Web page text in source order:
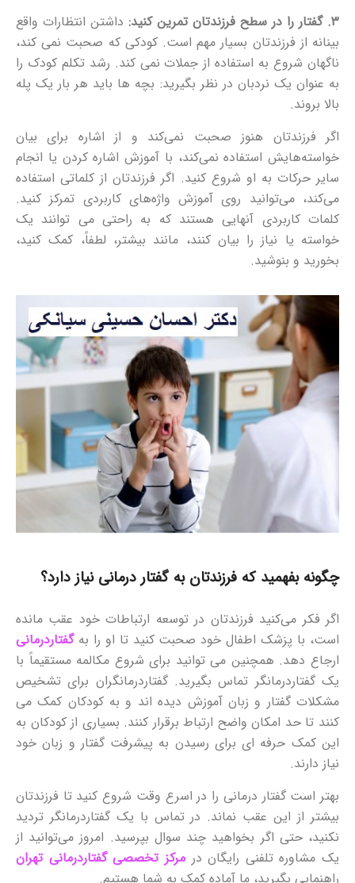
۳. گفتار را در سطح فرزندتان تمرین کنید:
داشتن انتظارات واقع
بینانه از فرزندتان بسیار مهم است. کودکی که صحبت نمی کند،
ناگهان شروع به استفاده از جملات نمی کند. رشد تکلم کودک را
به عنوان یک نردبان در نظر بگیرید: بچه ها باید هر بار یک پله
بالا بروند.
اگر فرزندتان هنوز صحبت نمی‌کند و از اشاره برای بیان
خواسته‌هایش استفاده نمی‌کند، با آموزش اشاره کردن یا انجام
سایر حرکات به او شروع کنید. اگر فرزندتان از کلماتی استفاده
می‌کند، می‌توانید روی آموزش واژه‌های کاربردی تمرکز کنید.
کلمات کاربردی آنهایی هستند که به راحتی می توانند یک
خواسته یا نیاز را بیان کنند، مانند بیشتر، لطفاً، کمک کنید،
بخورید و بنوشید.
چگونه بفهمید که فرزندتان به گفتار درمانی نیاز دارد؟
اگر فکر می‌کنید فرزندتان در توسعه ارتباطات خود عقب مانده
است، با پزشک اطفال خود صحبت کنید تا او را بهگفتاردرمانی
ارجاع دهد. همچنین می توانید برای شروع مکالمه مستقیماً با
یک گفتاردرمانگر تماس بگیرید. گفتاردرمانگران برای تشخیص
مشکلات گفتار و زبان آموزش دیده اند و به کودکان کمک می
کنند تا حد امکان واضح ارتباط برقرار کنند. بسیاری از کودکان به
این کمک حرفه ای برای رسیدن به پیشرفت گفتار و زبان خود
نیاز دارند.
بهتر است گفتار درمانی را در اسرع وقت شروع کنید تا فرزندتان
بیشتر از این عقب نماند. در تماس با یک گفتاردرمانگر تردید
نکنید، حتی اگر بخواهید چند سوال بپرسید. امروز می‌توانید از
یک مشاوره تلفنی رایگان درمرکز تخصصی گفتاردرمانی تهران
راهنمایی بگیرید، ما آماده کمک به شما هستیم.